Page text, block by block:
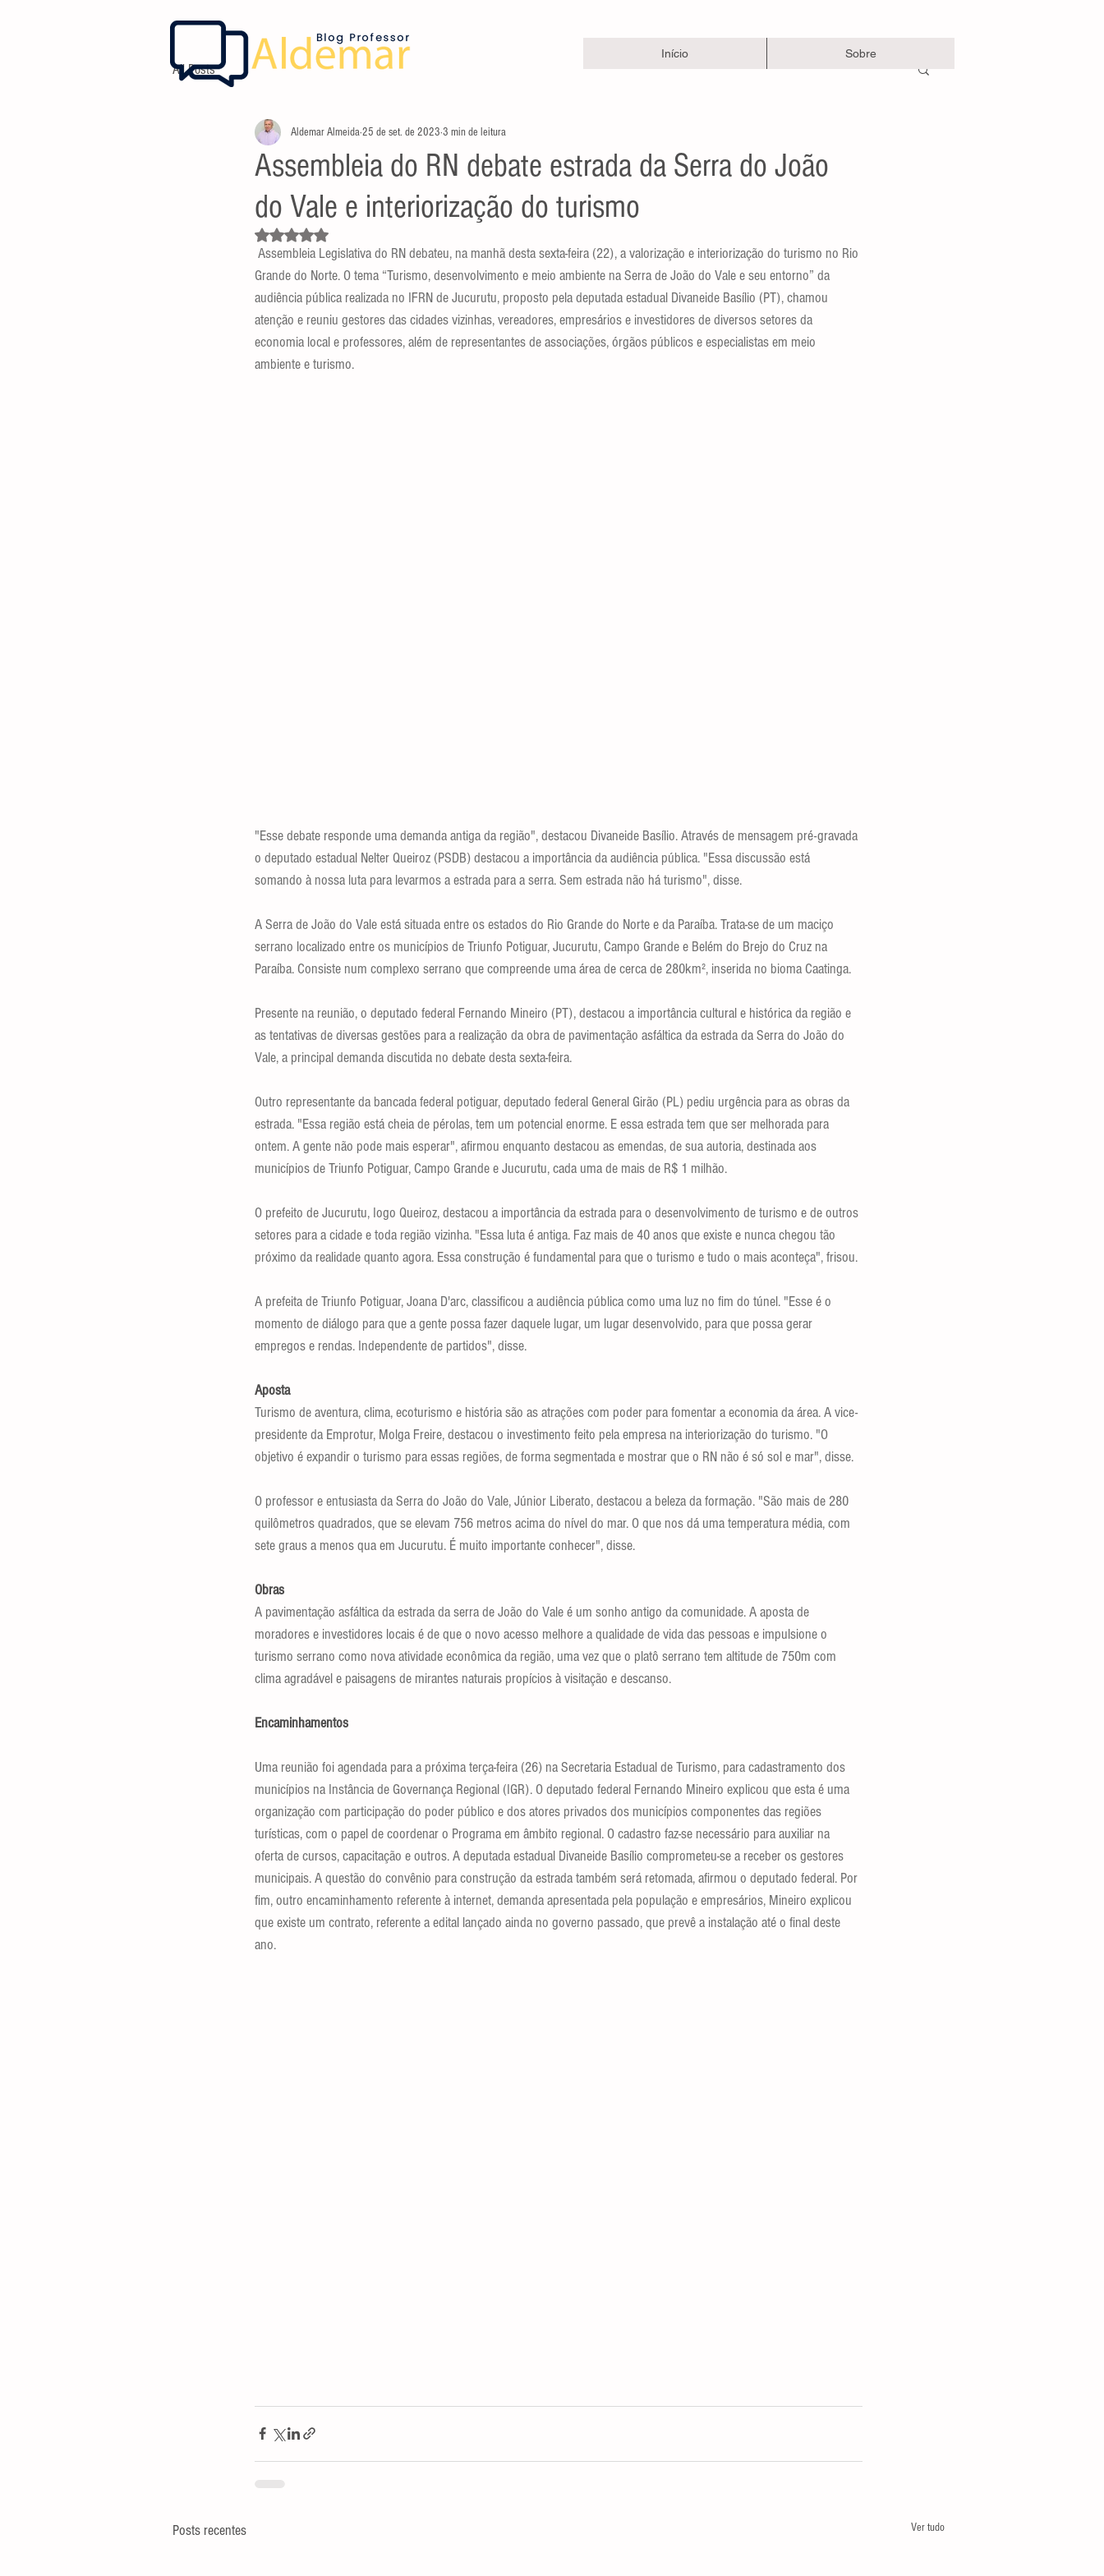
Início Sobre
All Posts
Assembleia do RN debate estrada da Serra do João
do Vale e interiorização do turismo
Aldemar Almeida25 de set. de 2023 3 min de leitura
Avaliado com NaN de 5 estrelas.
Grande do Norte. O tema “Turismo, desenvolvimento e meio ambiente na Serra de João do Vale e seu entorno” da
audiência pública realizada no IFRN de Jucurutu, proposto pela deputada estadual Divaneide Basílio (PT), chamou
atenção e reuniu gestores das cidades vizinhas, vereadores, empresários e investidores de diversos setores da
economia local e professores, além de representantes de associações, órgãos públicos e especialistas em meio
ambiente e turismo.
"Esse debate responde uma demanda antiga da região", destacou Divaneide Basílio. Através de mensagem pré-gravada
o deputado estadual Nelter Queiroz (PSDB) destacou a importância da audiência pública. "Essa discussão está
somando à nossa luta para levarmos a estrada para a serra. Sem estrada não há turismo", disse.
A Serra de João do Vale está situada entre os estados do Rio Grande do Norte e da Paraíba. Trata-se de um maciço
serrano localizado entre os municípios de Triunfo Potiguar, Jucurutu, Campo Grande e Belém do Brejo do Cruz na
Paraíba. Consiste num complexo serrano que compreende uma área de cerca de 280km², inserida no bioma Caatinga.
Presente na reunião, o deputado federal Fernando Mineiro (PT), destacou a importância cultural e histórica da região e
as tentativas de diversas gestões para a realização da obra de pavimentação asfáltica da estrada da Serra do João do
Vale, a principal demanda discutida no debate desta sexta-feira.
Outro representante da bancada federal potiguar, deputado federal General Girão (PL) pediu urgência para as obras da
estrada. "Essa região está cheia de pérolas, tem um potencial enorme. E essa estrada tem que ser melhorada para
ontem. A gente não pode mais esperar", afirmou enquanto destacou as emendas, de sua autoria, destinada aos
municípios de Triunfo Potiguar, Campo Grande e Jucurutu, cada uma de mais de R$ 1 milhão.
O prefeito de Jucurutu, Iogo Queiroz, destacou a importância da estrada para o desenvolvimento de turismo e de outros
setores para a cidade e toda região vizinha. "Essa luta é antiga. Faz mais de 40 anos que existe e nunca chegou tão
próximo da realidade quanto agora. Essa construção é fundamental para que o turismo e tudo o mais aconteça", frisou.
A prefeita de Triunfo Potiguar, Joana D'arc, classificou a audiência pública como uma luz no fim do túnel. "Esse é o
momento de diálogo para que a gente possa fazer daquele lugar, um lugar desenvolvido, para que possa gerar
empregos e rendas. Independente de partidos", disse.
Aposta
Turismo de aventura, clima, ecoturismo e história são as atrações com poder para fomentar a economia da área. A vice-
presidente da Emprotur, Molga Freire, destacou o investimento feito pela empresa na interiorização do turismo. "O
objetivo é expandir o turismo para essas regiões, de forma segmentada e mostrar que o RN não é só sol e mar", disse.
O professor e entusiasta da Serra do João do Vale, Júnior Liberato, destacou a beleza da formação. "São mais de 280
quilômetros quadrados, que se elevam 756 metros acima do nível do mar. O que nos dá uma temperatura média, com
sete graus a menos qua em Jucurutu. É muito importante conhecer", disse.
Obras
A pavimentação asfáltica da estrada da serra de João do Vale é um sonho antigo da comunidade. A aposta de
moradores e investidores locais é de que o novo acesso melhore a qualidade de vida das pessoas e impulsione o
turismo serrano como nova atividade econômica da região, uma vez que o platô serrano tem altitude de 750m com
clima agradável e paisagens de mirantes naturais propícios à visitação e descanso.
Encaminhamentos
Uma reunião foi agendada para a próxima terça-feira (26) na Secretaria Estadual de Turismo, para cadastramento dos
municípios na Instância de Governança Regional (IGR). O deputado federal Fernando Mineiro explicou que esta é uma
organização com participação do poder público e dos atores privados dos municípios componentes das regiões
turísticas, com o papel de coordenar o Programa em âmbito regional. O cadastro faz-se necessário para auxiliar na
oferta de cursos, capacitação e outros. A deputada estadual Divaneide Basílio comprometeu-se a receber os gestores
municipais. A questão do convênio para construção da estrada também será retomada, afirmou o deputado federal. Por
fim, outro encaminhamento referente à internet, demanda apresentada pela população e empresários, Mineiro explicou
que existe um contrato, referente a edital lançado ainda no governo passado, que prevê a instalação até o final deste
ano.
Posts recentes Ver tudo